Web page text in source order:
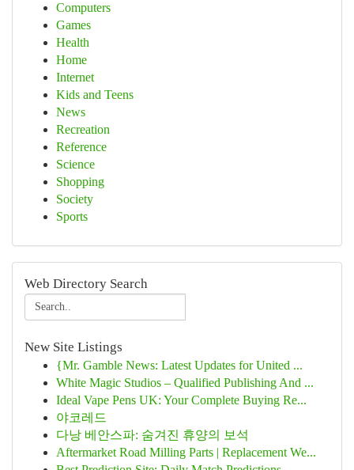
Computers
Games
Health
Home
Internet
Kids and Teens
News
Recreation
Reference
Science
Shopping
Society
Sports
Web Directory Search
New Site Listings
{Mr. Gamble News: Latest Updates for United ...
White Magic Studios – Qualified Publishing And ...
Ideal Vape Pens UK: Your Complete Buying Re...
야코레드
다낭 베안스파: 숨겨진 휴양의 보석
Aftermarket Road Milling Parts | Replacement We...